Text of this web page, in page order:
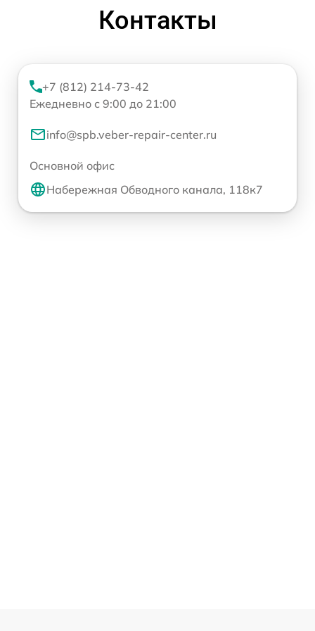
Контакты
+7 (812) 214-73-42
Ежедневно с 9:00 до 21:00
info@spb.veber-repair-center.ru
Основной офис
Набережная Обводного канала, 118к7